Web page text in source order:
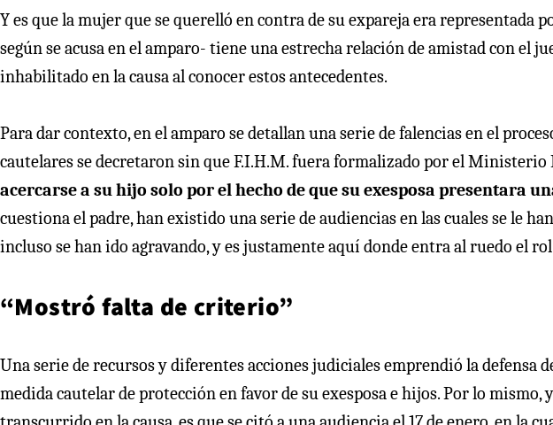
Y es que la mujer que se querelló en contra de su expareja era representada
según se acusa en el amparo- tiene una estrecha relación de amistad con el
inhabilitado en la causa al conocer estos antecedentes.
Para dar contexto, en el amparo se detallan una serie de falencias en el
cautelares se decretaron sin que F.I.H.M. fuera formalizado por el Ministerio
acercarse a su hijo solo por el hecho de que su exesposa presentara
cuestiona el padre, han existido una serie de audiencias en las cuales se le
incluso se han ido agravando, y es justamente aquí donde entra al ruedo el
“Mostró falta de criterio”
Una serie de recursos y diferentes acciones judiciales emprendió la defensa
medida cautelar de protección en favor de su exesposa e hijos. Por lo mismo,